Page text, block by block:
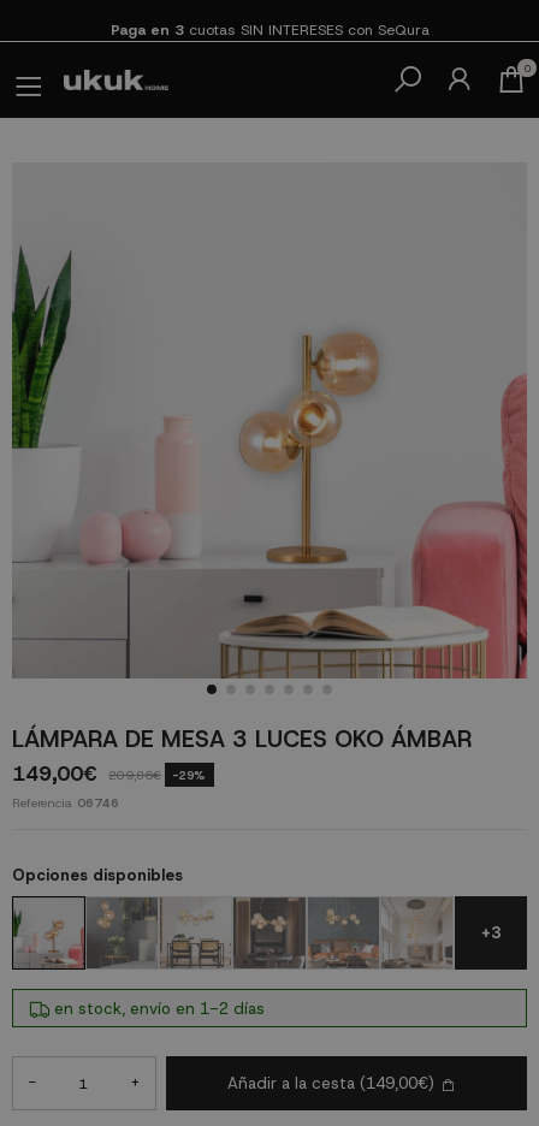
0
LÁMPARA DE MESA 3 LUCES OKO ÁMBAR
149,00€ 209,86€ -29%
Referencia 06746
Opciones disponibles
+3
en stock, envío en 1-2 días
- + Añadir a la cesta (149,00€)